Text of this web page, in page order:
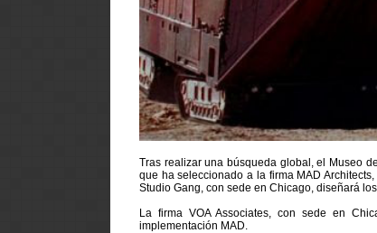
Tras realizar una búsqueda global, el Museo
que ha seleccionado a la firma MAD
Studio Gang, con sede en Chicago, diseñará
La firma VOA Associates, con sede en
implementación MAD.